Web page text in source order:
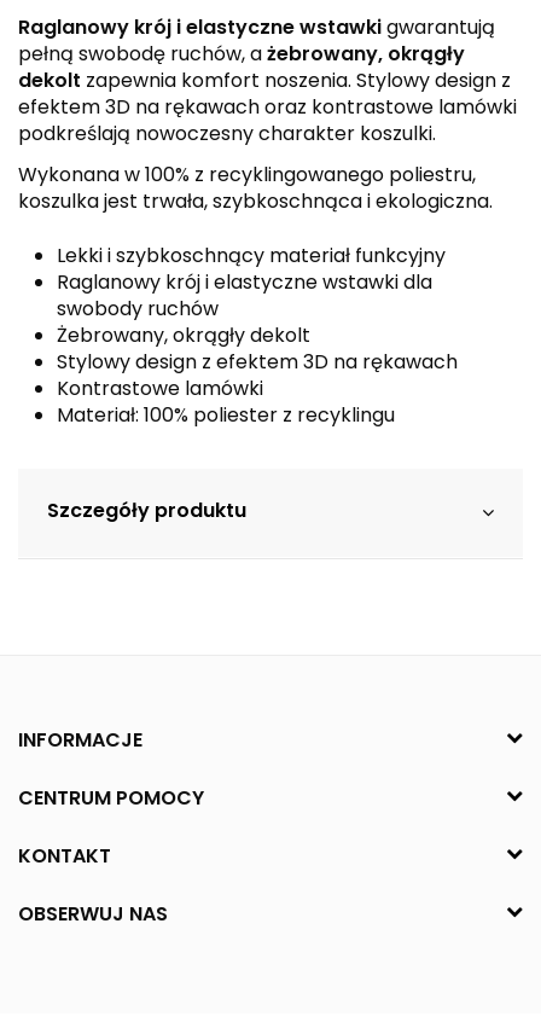
Raglanowy krój i elastyczne wstawkigwarantują
pełną swobodę ruchów, ażebrowany, okrągły
dekolt zapewnia komfort noszenia. Stylowy design z
efektem 3D na rękawach oraz kontrastowe lamówki
podkreślają nowoczesny charakter koszulki.
Wykonana w 100% z recyklingowanego poliestru,
koszulka jest trwała, szybkoschnąca i ekologiczna.
Lekki i szybkoschnący materiał funkcyjny
Raglanowy krój i elastyczne wstawki dla
swobody ruchów
Żebrowany, okrągły dekolt
Stylowy design z efektem 3D na rękawach
Kontrastowe lamówki
Materiał: 100% poliester z recyklingu
Szczegóły produktu
INFORMACJE
CENTRUM POMOCY
KONTAKT
OBSERWUJ NAS